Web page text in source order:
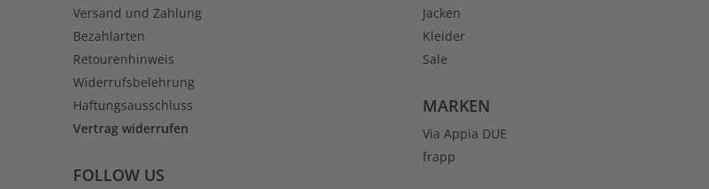
Versand und Zahlung
Bezahlarten
Retourenhinweis
Widerrufsbelehrung
Haftungsausschluss
Vertrag widerrufen
FOLLOW US
Jacken
Kleider
Sale
MARKEN
Via Appia DUE
frapp